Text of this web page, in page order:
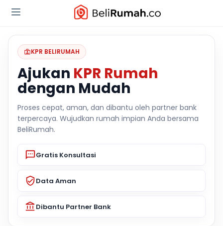
KPR BELIRUMAH
Ajukan KPR Rumah
dengan Mudah
Proses cepat, aman, dan dibantu oleh partner bank
terpercaya. Wujudkan rumah impian Anda bersama
BeliRumah.
Gratis Konsultasi
Data Aman
Dibantu Partner Bank